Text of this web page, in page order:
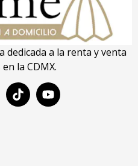
dedicada a la renta y venta
la CDMX.